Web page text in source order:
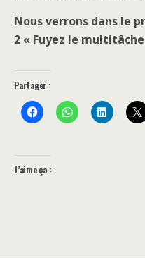
Nous verrons dans le
2 « Fuyez le
Partager :
J’aime ça :